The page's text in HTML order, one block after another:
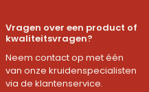
Vragen over een product of
kwaliteitsvragen?
Neem contact op met één
van onze kruidenspecialisten
via de klantenservice.